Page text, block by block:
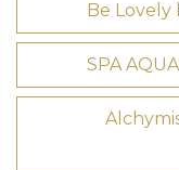
Be Lovely
SPA